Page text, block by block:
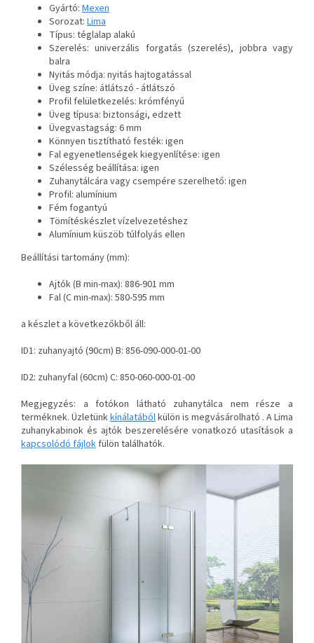
Gyártó: Mexen
Sorozat: Lima
Típus: téglalap alakú
Szerelés: univerzális forgatás (szerelés), jobbra vagy
balra
Nyitás módja: nyitás hajtogatással
Üveg színe: átlátszó - átlátszó
Profil felületkezelés: krómfényű
Üveg típusa: biztonsági, edzett
Üvegvastagság: 6 mm
Könnyen tisztítható festék: igen
Fal egyenetlenségek kiegyenlítése: igen
Szélesség beállítása: igen
Zuhanytálcára vagy csempére szerelhető: igen
Profil: alumínium
Fém fogantyú
Tömítéskészlet vízelvezetéshez
Alumínium küszöb túlfolyás ellen
Beállítási tartomány (mm):
Ajtók (B min-max): 886-901 mm
Fal (C min-max): 580-595 mm
a készlet a következőkből áll:
ID1: zuhanyajtó (90cm) B: 856-090-000-01-00
ID2: zuhanyfal (60cm) C: 850-060-000-01-00
Megjegyzés: a fotókon látható zuhanytálca nem része a
terméknek. Üzletünkkínálatábólkülön is megvásárolható . A Lima
zuhanykabinok és ajtók beszerelésére vonatkozó utasítások a
kapcsolódó fájlokfülön találhatók.